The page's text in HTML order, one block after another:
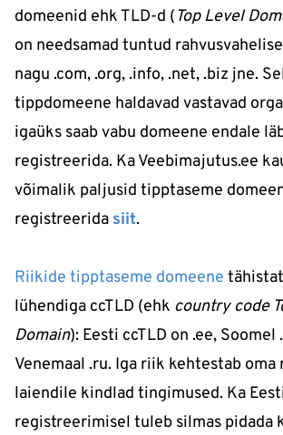
domeenid ehk TLD-d (Top Level
on needsamad tuntud
nagu .com, .org, .info, .net, .biz jne.
tippdomeene haldavad vastavad
igaüks saab vabu domeene endale
registreerida. Ka Veebimajutus.ee
võimalik paljusid tipptaseme
registreerida siit.
Riikide tipptaseme domeene
lühendiga ccTLD (ehk country code
Domain): Eesti ccTLD on .ee,
Venemaal .ru. Iga riik kehtestab
laiendile kindlad tingimused. Ka
registreerimisel tuleb silmas pidada